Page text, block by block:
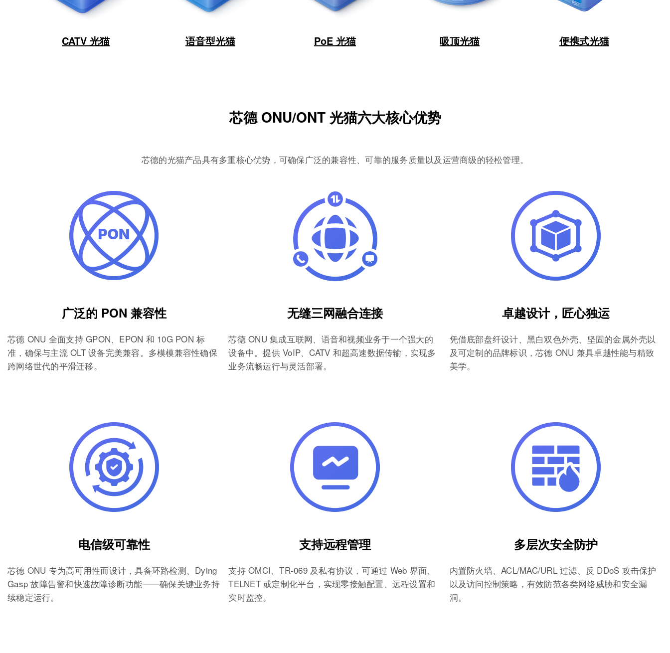
CATV 光猫 语音型光猫 PoE 光猫 吸顶光猫 便携式光猫
芯德 ONU/ONT 光猫六大核心优势
芯德的光猫产品具有多重核心优势，可确保广泛的兼容性、可靠的服务质量以及运营商级的轻松管理。
广泛的 PON 兼容性
芯德 ONU 全面支持 GPON、EPON 和 10G PON 标
准，确保与主流 OLT 设备完美兼容。多模模兼容性确保
跨网络世代的平滑迁移。
无缝三网融合连接
芯德 ONU 集成互联网、语音和视频业务于一个强大的
设备中。提供 VoIP、CATV 和超高速数据传输，实现多
业务流畅运行与灵活部署。
卓越设计，匠心独运
凭借底部盘纤设计、黑白双色外壳、坚固的金属外壳以
及可定制的品牌标识，芯德 ONU 兼具卓越性能与精致
美学。
电信级可靠性
芯德 ONU 专为高可用性而设计，具备环路检测、Dying
Gasp 故障告警和快速故障诊断功能——确保关键业务持
续稳定运行。
支持远程管理
支持 OMCI、TR-069 及私有协议，可通过 Web 界面、
TELNET 或定制化平台，实现零接触配置、远程设置和
实时监控。
多层次安全防护
内置防火墙、ACL/MAC/URL 过滤、反 DDoS 攻击保护
以及访问控制策略，有效防范各类网络威胁和安全漏
洞。